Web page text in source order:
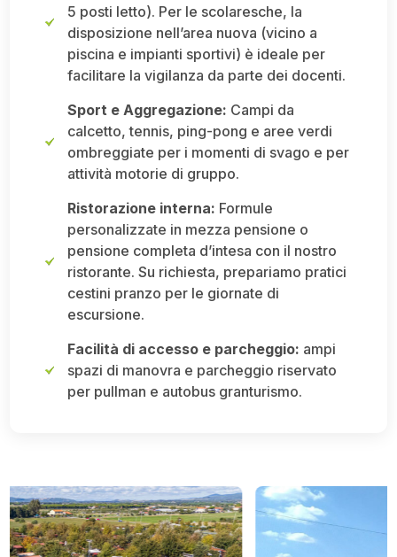
5 posti letto). Per le scolaresche, la
disposizione nell’area nuova (vicino a
piscina e impianti sportivi) è ideale per
facilitare la vigilanza da parte dei docenti.
Sport e Aggregazione: Campi da
calcetto, tennis, ping-pong e aree verdi
ombreggiate per i momenti di svago e per
attività motorie di gruppo.
Ristorazione interna: Formule
personalizzate in mezza pensione o
pensione completa d’intesa con il nostro
ristorante. Su richiesta, prepariamo pratici
cestini pranzo per le giornate di
escursione.
Facilità di accesso e parcheggio: ampi
spazi di manovra e parcheggio riservato
per pullman e autobus granturismo.
Use
the
left